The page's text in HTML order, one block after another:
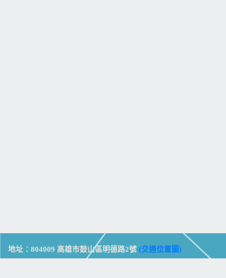
地址：804009 高雄市鼓山區明德路2號 (交通位置圖)